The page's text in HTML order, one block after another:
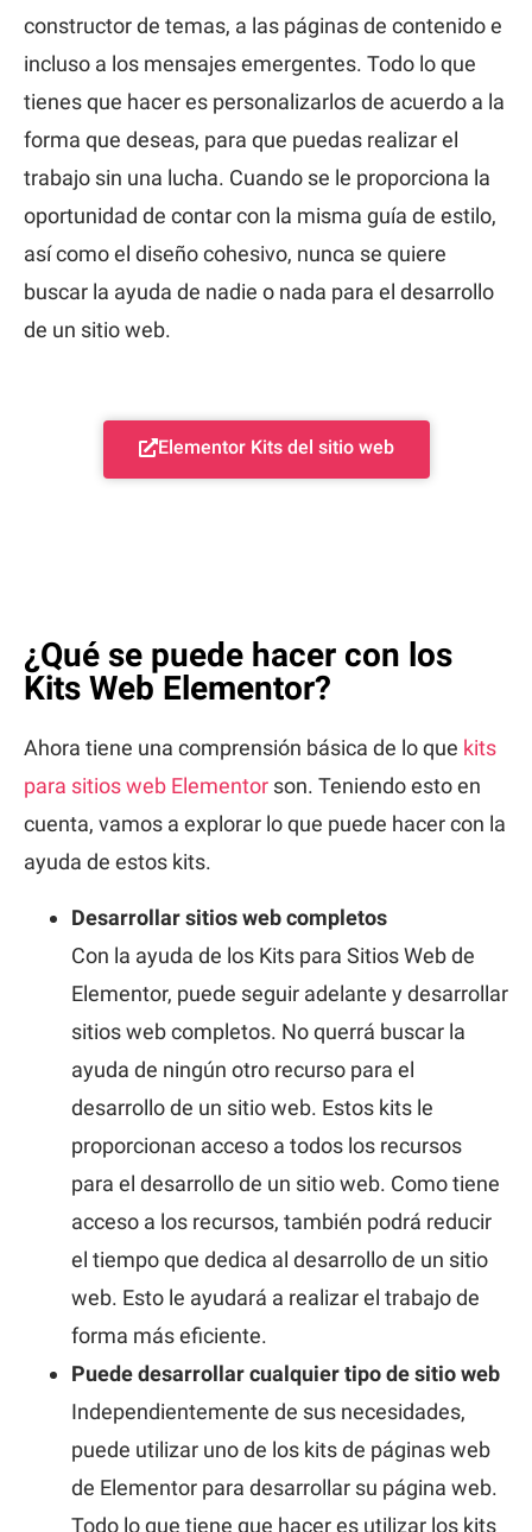
constructor de temas, a las páginas de contenido e
incluso a los mensajes emergentes. Todo lo que
tienes que hacer es personalizarlos de acuerdo a la
forma que deseas, para que puedas realizar el
trabajo sin una lucha. Cuando se le proporciona la
oportunidad de contar con la misma guía de estilo,
así como el diseño cohesivo, nunca se quiere
buscar la ayuda de nadie o nada para el desarrollo
de un sitio web.
Elementor Kits del sitio web
¿Qué se puede hacer con los
Kits Web Elementor?
Ahora tiene una comprensión básica de lo que kits
para sitios web Elementor son. Teniendo esto en
cuenta, vamos a explorar lo que puede hacer con la
ayuda de estos kits.
Desarrollar sitios web completos
Con la ayuda de los Kits para Sitios Web de
Elementor, puede seguir adelante y desarrollar
sitios web completos. No querrá buscar la
ayuda de ningún otro recurso para el
desarrollo de un sitio web. Estos kits le
proporcionan acceso a todos los recursos
para el desarrollo de un sitio web. Como tiene
acceso a los recursos, también podrá reducir
el tiempo que dedica al desarrollo de un sitio
web. Esto le ayudará a realizar el trabajo de
forma más eficiente.
Puede desarrollar cualquier tipo de sitio web
Independientemente de sus necesidades,
puede utilizar uno de los kits de páginas web
de Elementor para desarrollar su página web.
Todo lo que tiene que hacer es utilizar los kits